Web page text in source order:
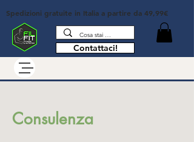
Spedizioni gratuite in Italia a partire da 49,99€
Contattaci!
Consulenza